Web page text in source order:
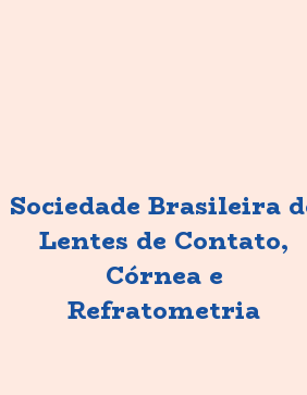
Sociedade Brasileira
Lentes de Contato,
Córnea e
Refratometria